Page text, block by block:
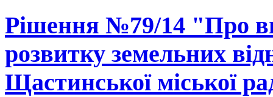
Рішення №79/14 "Про
розвитку земельних
Щастинської міської